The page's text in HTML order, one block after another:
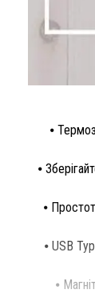
⦁
⦁
⦁
⦁ USB
⦁